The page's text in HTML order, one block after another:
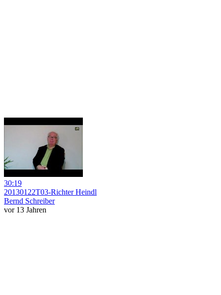
30:19
20130122T03-Richter Heindl
Bernd Schreiber
vor 13 Jahren